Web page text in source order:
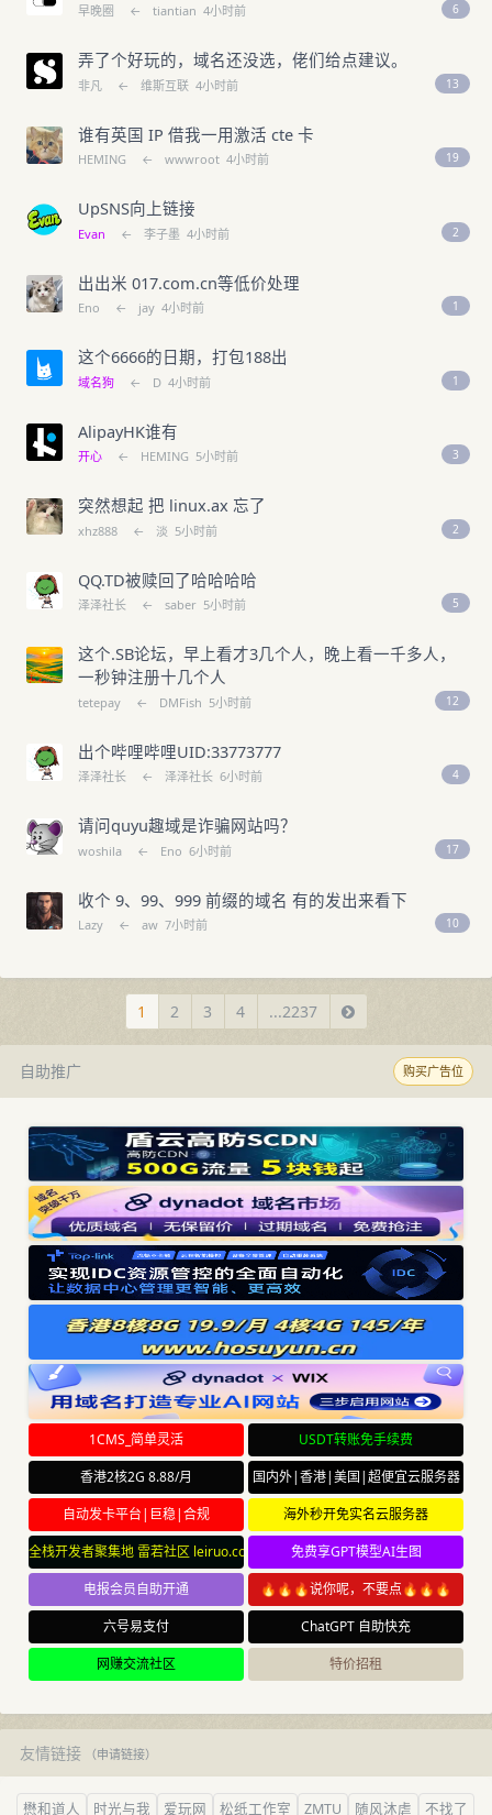
早晚圈 ← tiantian 4小时前 6
弄了个好玩的，域名还没选，佬们给点建议。
非凡 ← 维斯互联 4小时前 13
谁有英国 IP 借我一用激活 cte 卡
HEMING ← wwwroot 4小时前 19
UpSNS向上链接
Evan ← 李子墨 4小时前 2
出出米 017.com.cn等低价处理
Eno ← jay 4小时前 1
这个6666的日期，打包188出
域名狗 ← D 4小时前 1
AlipayHK谁有
开心 ← HEMING 5小时前 3
突然想起 把 linux.ax 忘了
xhz888 ← 淡 5小时前 2
QQ.TD被赎回了哈哈哈哈
泽泽社长 ← saber 5小时前 5
这个.SB论坛，早上看才3几个人，晚上看一千多人，
一秒钟注册十几个人
tetepay ← DMFish 5小时前 12
出个哔哩哔哩UID:33773777
泽泽社长 ← 泽泽社长 6小时前 4
请问quyu趣域是诈骗网站吗？
woshila ← Eno 6小时前 17
收个 9、99、999 前缀的域名 有的发出来看下
Lazy ← aw 7小时前 10
1 2 3 4 ...2237
自助推广 购买广告位
1CMS_简单灵活
USDT转账免手续费
香港2核2G 8.88/月
国内外|香港|美国|超便宜云服务器
自动发卡平台|巨稳|合规
海外秒开免实名云服务器
全栈开发者聚集地 雷若社区 leiruo.com
免费享GPT模型AI生图
电报会员自助开通
🔥🔥🔥说你呢，不要点🔥🔥🔥
六号易支付
ChatGPT 自助快充
网赚交流社区
特价招租
友情链接（申请链接）
懋和道人 时光与我 爱玩网 松纸工作室 ZMTU 随风沐虐 不找了